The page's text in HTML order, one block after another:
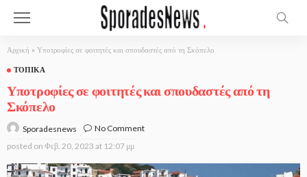
Αρχική » Υποτροφίες σε φοιτητές και σπουδαστές από τη Σκόπελο
ΤΟΠΙΚΆ
Υποτροφίες σε φοιτητές και σπουδαστές από τη
Σκόπελο
Sporadesnews
No Comment
posted on Φεβ. 20, 2023 at 12:07 μμ